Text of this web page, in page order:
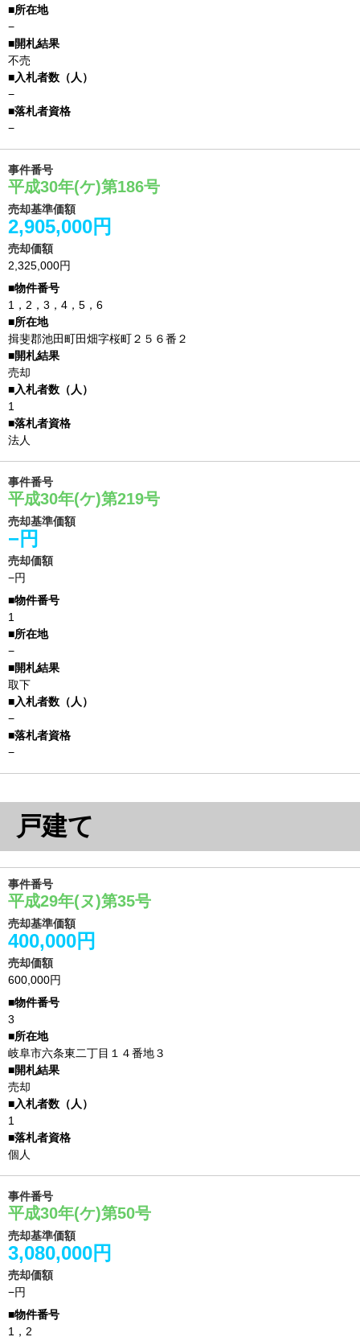
−
不売
−
−
事件番号
平成30年(ケ)第186号
売却基準価額
2,905,000円
売却価額
2,325,000円
1，2，3，4，5，6
揖斐郡池田町田畑字桜町２５６番２
売却
1
法人
事件番号
平成30年(ケ)第219号
売却基準価額
−円
売却価額
−円
1
−
取下
−
−
戸建て
事件番号
平成29年(ヌ)第35号
売却基準価額
400,000円
売却価額
600,000円
3
岐阜市六条東二丁目１４番地３
売却
1
個人
事件番号
平成30年(ケ)第50号
売却基準価額
3,080,000円
売却価額
−円
1，2